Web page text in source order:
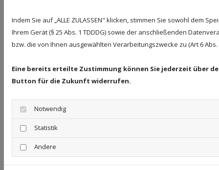
Bildnachweise
#281889992 © wutzkoh | stock.adobe.com
#104635459 © Pixelot | stock.adobe.com
#105910089 © Gina Sanders | stock.adobe.com
#188916859 © JeDo | stock.adobe.com
#34632771 © 007 | stock.adobe.com
Indem Sie auf „ALLE ZULASSEN" klicken, stimmen Sie sowohl dem
Ihrem Gerät (§ 25 Abs. 1 TDDDG) sowie der anschließenden
bzw. die von Ihnen ausgewählten Verarbeitungszwecke zu (Art 6 Abs.
Eine bereits erteilte Zustimmung können Sie jederzeit über
Button für die Zukunft widerrufen.
Notwendig
Statistik
Andere